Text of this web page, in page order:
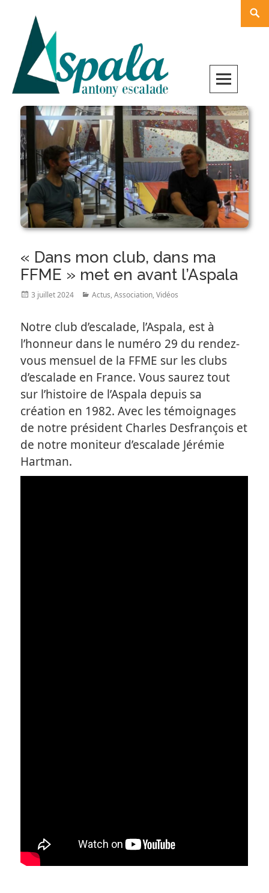
content
« Dans mon club, dans ma
FFME » met en avant l’Aspala
Posted
3 juillet 2024 Categories
Actus,Association,Vidéos
Notre club d’escalade, l’Aspala, est à
l’honneur dans le numéro 29 du rendez-
vous mensuel de la FFME sur les clubs
d’escalade en France. Vous saurez tout
sur l’histoire de l’Aspala depuis sa
création en 1982. Avec les témoignages
de notre président Charles Desfrançois et
de notre moniteur d’escalade Jérémie
Hartman.